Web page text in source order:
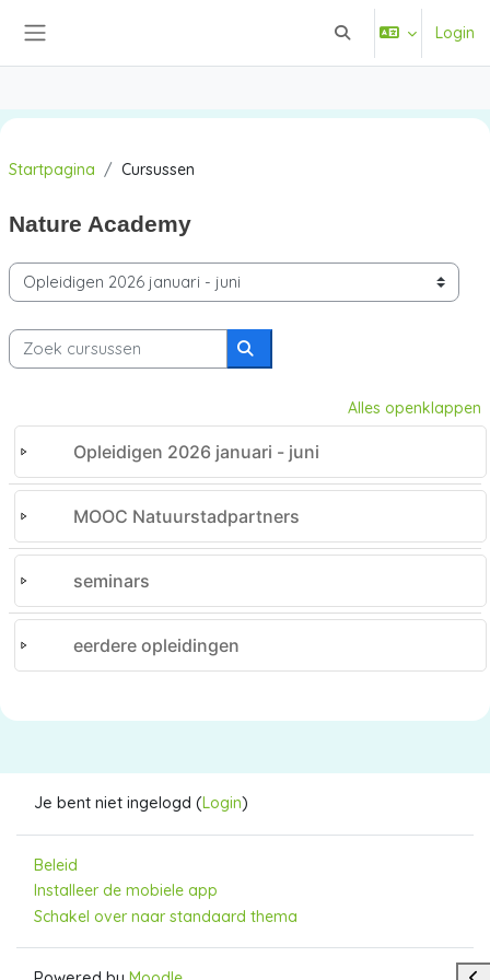
Schakel zoek invoer
Login
Startpagina Cursussen
Nature Academy
Cursuscategorieën
Zoek cursussen
Zoek cursussen
Alles openklappen
Opleidigen 2026 januari - juni
MOOC Natuurstadpartners
seminars
eerdere opleidingen
Je bent niet ingelogd (Login)
Beleid
Installeer de mobiele app
Schakel over naar standaard thema